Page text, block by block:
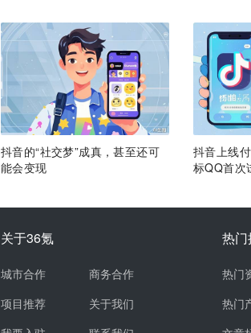
抖音的“社交梦”成真，甚至还可
能会变现
抖音上线
标QQ首次
关于36氪
城市合作
项目推荐
商务合作
关于我们
热
热门
热门